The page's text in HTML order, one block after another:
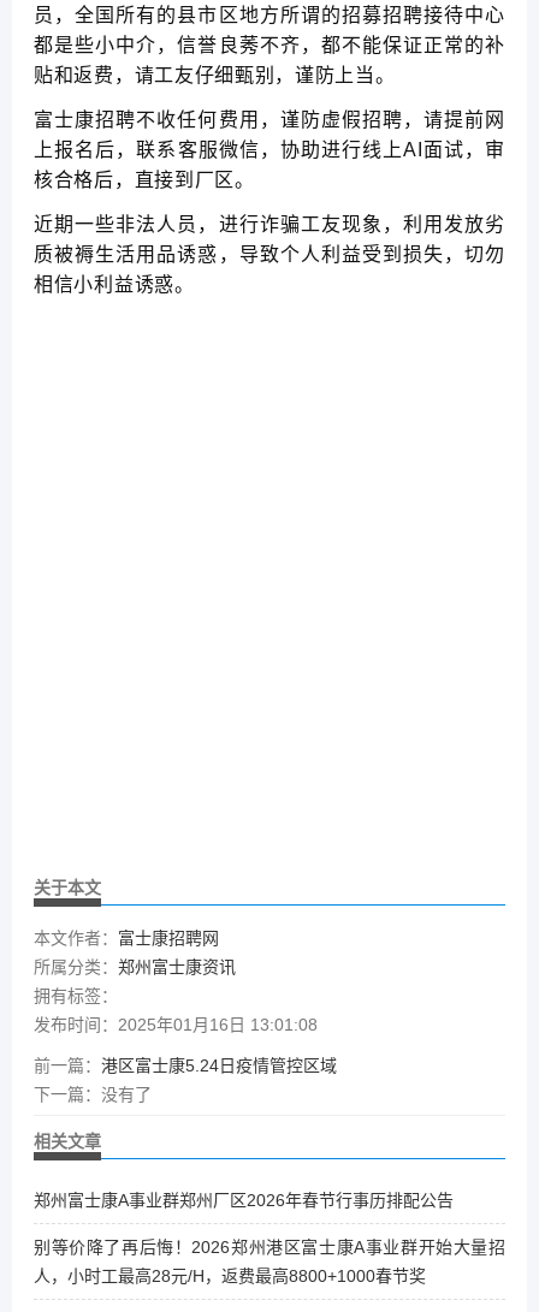
员，全国所有的县市区地方所谓的招募招聘接待中心
都是些小中介，信誉良莠不齐，都不能保证正常的补
贴和返费，请工友仔细甄别，谨防上当。
富士康招聘不收任何费用，谨防虚假招聘，请提前网
上报名后，联系客服微信，协助进行线上AI面试，审
核合格后，直接到厂区。
近期一些非法人员，进行诈骗工友现象，利用发放劣
质被褥生活用品诱惑，导致个人利益受到损失，切勿
相信小利益诱惑。
关于本文
本文作者： 富士康招聘网
所属分类： 郑州富士康资讯
拥有标签：
发布时间：2025年01月16日 13:01:08
前一篇： 港区富士康5.24日疫情管控区域
下一篇： 没有了
相关文章
郑州富士康A事业群郑州厂区2026年春节行事历排配公告
别等价降了再后悔！2026郑州港区富士康A事业群开始大量招
人，小时工最高28元/H，返费最高8800+1000春节奖